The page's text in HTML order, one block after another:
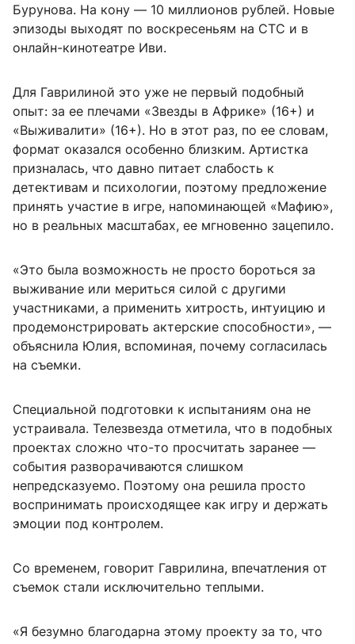
Бурунова. На кону — 10 миллионов рублей. Новые
эпизоды выходят по воскресеньям на СТС и в
онлайн-кинотеатре Иви.
Для Гаврилиной это уже не первый подобный
опыт: за ее плечами «Звезды в Африке» (16+) и
«Выживалити» (16+). Но в этот раз, по ее словам,
формат оказался особенно близким. Артистка
призналась, что давно питает слабость к
детективам и психологии, поэтому предложение
принять участие в игре, напоминающей «Мафию»,
но в реальных масштабах, ее мгновенно зацепило.
«Это была возможность не просто бороться за
выживание или мериться силой с другими
участниками, а применить хитрость, интуицию и
продемонстрировать актерские способности», —
объяснила Юлия, вспоминая, почему согласилась
на съемки.
Специальной подготовки к испытаниям она не
устраивала. Телезвезда отметила, что в подобных
проектах сложно что-то просчитать заранее —
события разворачиваются слишком
непредсказуемо. Поэтому она решила просто
воспринимать происходящее как игру и держать
эмоции под контролем.
Со временем, говорит Гаврилина, впечатления от
съемок стали исключительно теплыми.
«Я безумно благодарна этому проекту за то, что